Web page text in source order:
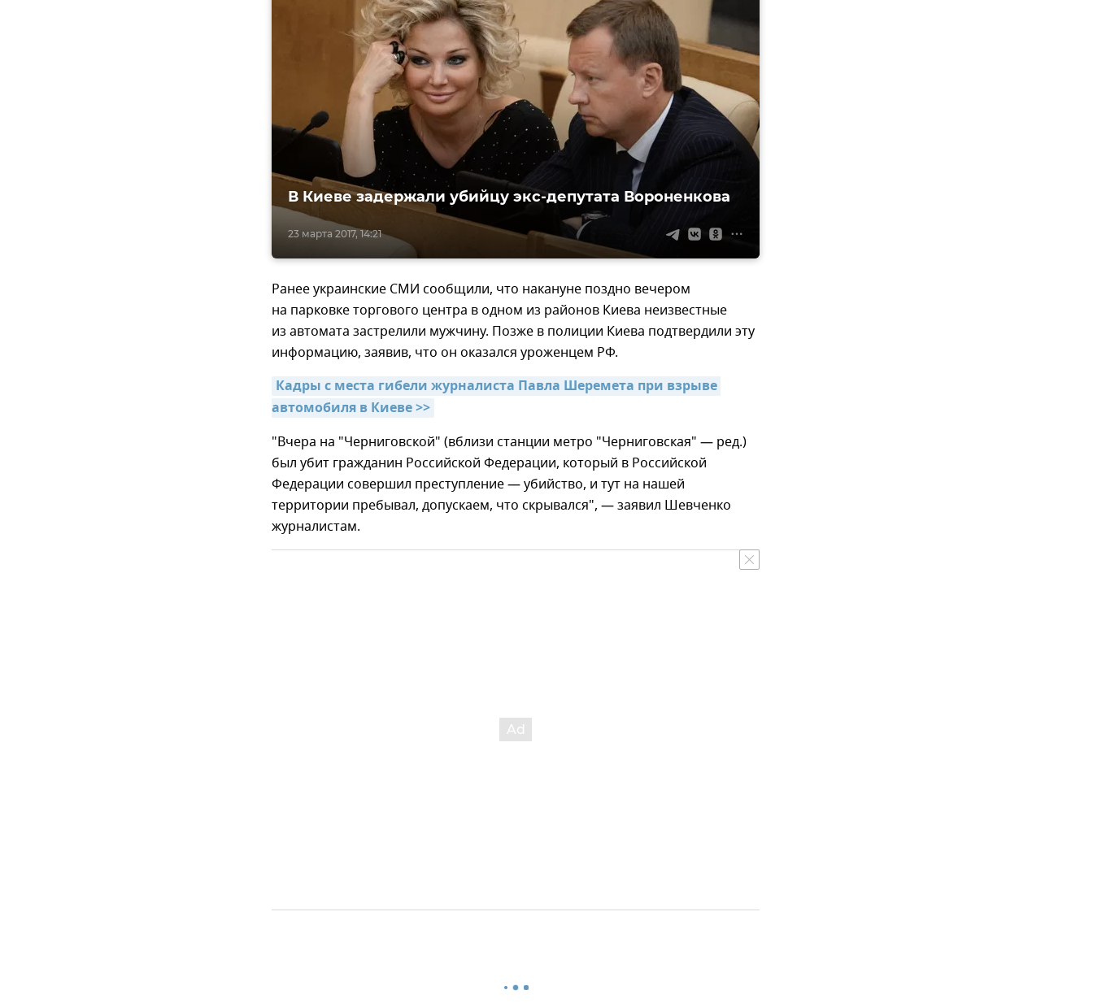
23 марта 2017, 14:21
В Киеве задержали убийцу экс-депутата Вороненкова
Ранее украинские СМИ сообщили, что накануне поздно вечером
на парковке торгового центра в одном из районов Киева неизвестные
из автомата застрелили мужчину. Позже в полиции Киева подтвердили эту
информацию, заявив, что он оказался уроженцем РФ.
Кадры с места гибели журналиста Павла Шеремета при взрыве
автомобиля в Киеве >>
"Вчера на "Черниговской" (вблизи станции метро "Черниговская" — ред.)
был убит гражданин Российской Федерации, который в Российской
Федерации совершил преступление — убийство, и тут на нашей
территории пребывал, допускаем, что скрывался", — заявил Шевченко
журналистам.